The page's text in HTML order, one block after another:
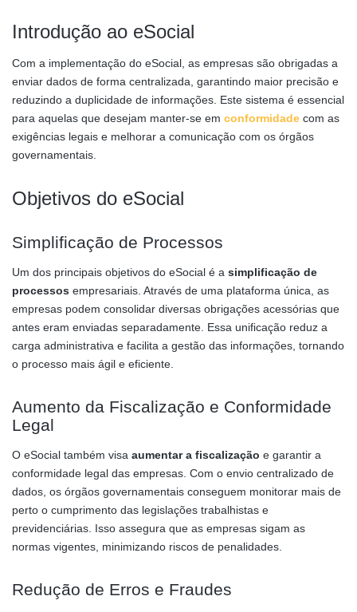
Introdução ao eSocial
Com a implementação do eSocial, as empresas são obrigadas a
enviar dados de forma centralizada, garantindo maior precisão e
reduzindo a duplicidade de informações. Este sistema é essencial
para aquelas que desejam manter-se em conformidade com as
exigências legais e melhorar a comunicação com os órgãos
governamentais.
Objetivos do eSocial
Simplificação de Processos
Um dos principais objetivos do eSocial é a simplificação de
processos empresariais. Através de uma plataforma única, as
empresas podem consolidar diversas obrigações acessórias que
antes eram enviadas separadamente. Essa unificação reduz a
carga administrativa e facilita a gestão das informações, tornando
o processo mais ágil e eficiente.
Aumento da Fiscalização e Conformidade
Legal
O eSocial também visa aumentar a fiscalização e garantir a
conformidade legal das empresas. Com o envio centralizado de
dados, os órgãos governamentais conseguem monitorar mais de
perto o cumprimento das legislações trabalhistas e
previdenciárias. Isso assegura que as empresas sigam as
normas vigentes, minimizando riscos de penalidades.
Redução de Erros e Fraudes